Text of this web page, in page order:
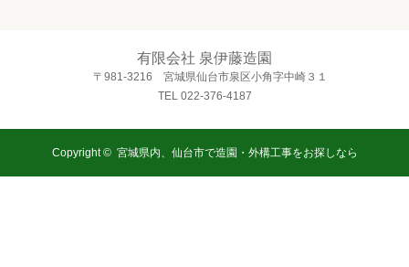
有限会社 泉伊藤造園
〒981-3216 宮城県仙台市泉区小角字中崎３１
TEL 022-376-4187
Copyright © 宮城県内、仙台市で造園・外構工事をお探しなら